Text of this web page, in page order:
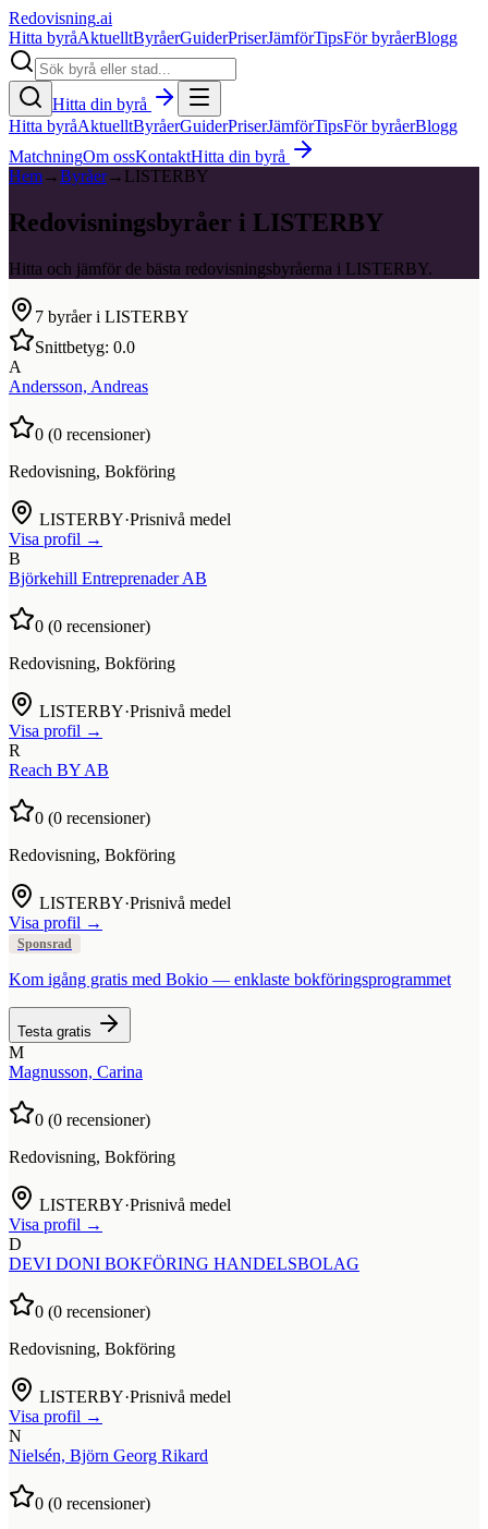
Redovisning.ai
Hitta byråAktuelltByråerGuiderPriserJämförTipsFör byråerBlogg
Hitta din byrå
Hitta byråAktuelltByråerGuiderPriserJämförTipsFör byråerBlogg
MatchningOm ossKontaktHitta din byrå
Hem→Byråer→ LISTERBY
Redovisningsbyråer i LISTERBY
Hitta och jämför de bästa redovisningsbyråerna i LISTERBY.
7 byråer i LISTERBY
Snittbetyg: 0.0
A
Andersson, Andreas
0 (0 recensioner)
Redovisning, Bokföring
LISTERBY·Prisnivå medel
Visa profil →
B
Björkehill Entreprenader AB
0 (0 recensioner)
Redovisning, Bokföring
LISTERBY·Prisnivå medel
Visa profil →
R
Reach BY AB
0 (0 recensioner)
Redovisning, Bokföring
LISTERBY·Prisnivå medel
Visa profil →
Sponsrad
Kom igång gratis med Bokio — enklaste bokföringsprogrammet
Testa gratis
M
Magnusson, Carina
0 (0 recensioner)
Redovisning, Bokföring
LISTERBY·Prisnivå medel
Visa profil →
D
DEVI DONI BOKFÖRING HANDELSBOLAG
0 (0 recensioner)
Redovisning, Bokföring
LISTERBY·Prisnivå medel
Visa profil →
N
Nielsén, Björn Georg Rikard
0 (0 recensioner)